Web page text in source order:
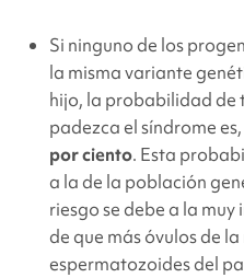
Si ninguno de los
la misma variante
hijo, la probabilidad de
padezca el síndrome
por ciento. Esta
a la de la población
riesgo se debe a la
de que más óvulos de
espermatozoides del